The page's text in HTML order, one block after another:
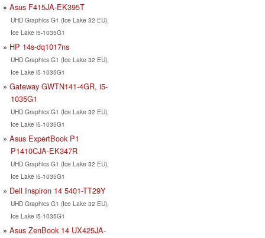
Asus F415JA-EK395T
UHD Graphics G1 (Ice Lake 32 EU),
Ice Lake i5-1035G1
HP 14s-dq1017ns
UHD Graphics G1 (Ice Lake 32 EU),
Ice Lake i5-1035G1
Gateway GWTN141-4GR, i5-
1035G1
UHD Graphics G1 (Ice Lake 32 EU),
Ice Lake i5-1035G1
Asus ExpertBook P1
P1410CJA-EK347R
UHD Graphics G1 (Ice Lake 32 EU),
Ice Lake i5-1035G1
Dell Inspiron 14 5401-TT29Y
UHD Graphics G1 (Ice Lake 32 EU),
Ice Lake i5-1035G1
Asus ZenBook 14 UX425JA-